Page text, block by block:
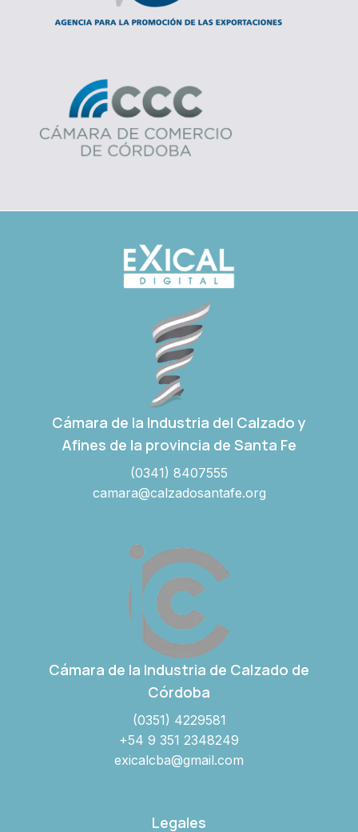
Cámara de la Industria del Calzado y
Afines de la provincia de Santa Fe
(0341) 8407555
camara@calzadosantafe.org
Cámara de la Industria de Calzado de
Córdoba
(0351) 4229581
+54 9 351 2348249
exicalcba@gmail.com
Legales